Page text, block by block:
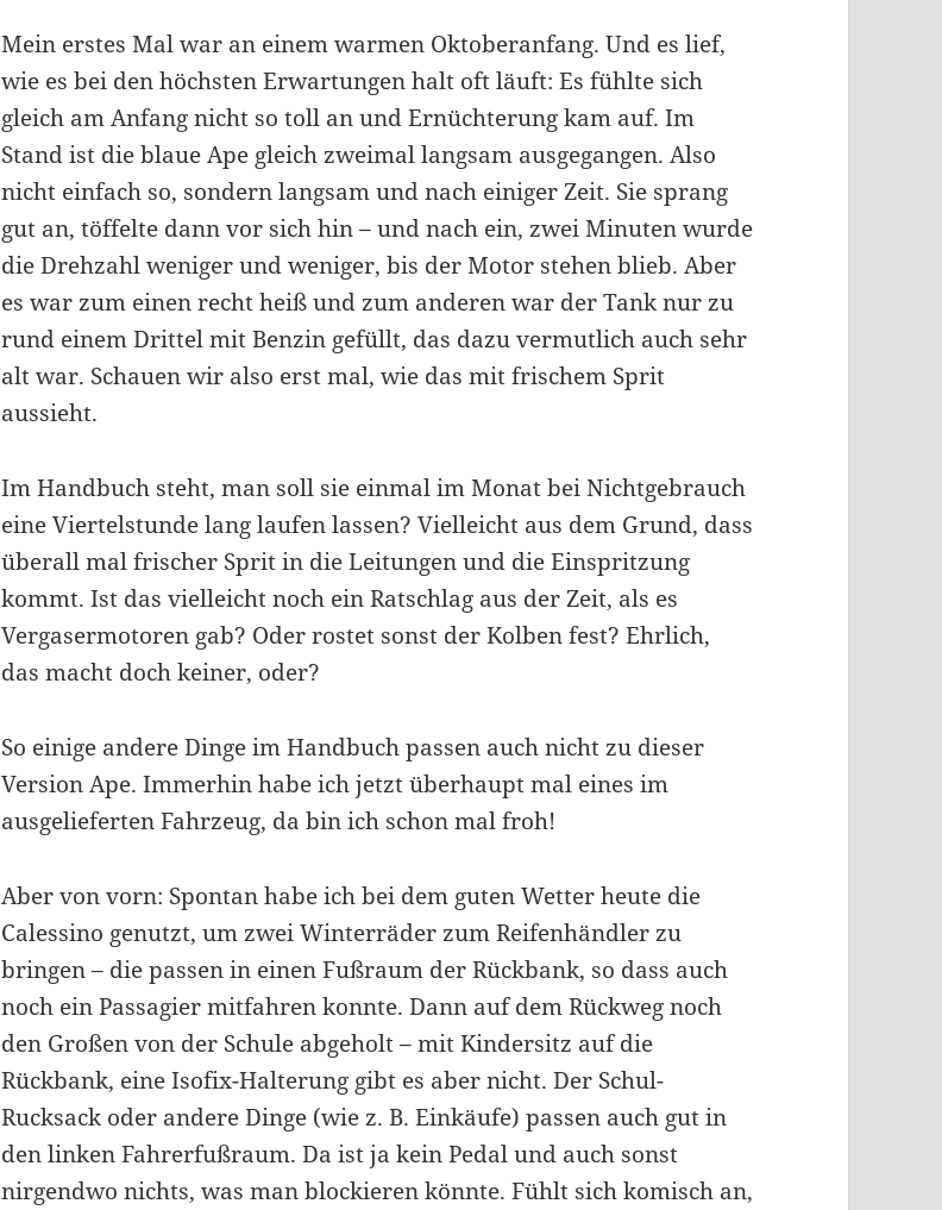
Mein erstes Mal war an einem warmen Oktoberanfang. Und es lief,
wie es bei den höchsten Erwartungen halt oft läuft: Es fühlte sich
gleich am Anfang nicht so toll an und Ernüchterung kam auf. Im
Stand ist die blaue Ape gleich zweimal langsam ausgegangen. Also
nicht einfach so, sondern langsam und nach einiger Zeit. Sie sprang
gut an, töffelte dann vor sich hin – und nach ein, zwei Minuten wurde
die Drehzahl weniger und weniger, bis der Motor stehen blieb. Aber
es war zum einen recht heiß und zum anderen war der Tank nur zu
rund einem Drittel mit Benzin gefüllt, das dazu vermutlich auch sehr
alt war. Schauen wir also erst mal, wie das mit frischem Sprit
aussieht.
Im Handbuch steht, man soll sie einmal im Monat bei Nichtgebrauch
eine Viertelstunde lang laufen lassen? Vielleicht aus dem Grund, dass
überall mal frischer Sprit in die Leitungen und die Einspritzung
kommt. Ist das vielleicht noch ein Ratschlag aus der Zeit, als es
Vergasermotoren gab? Oder rostet sonst der Kolben fest? Ehrlich,
das macht doch keiner, oder?
So einige andere Dinge im Handbuch passen auch nicht zu dieser
Version Ape. Immerhin habe ich jetzt überhaupt mal eines im
ausgelieferten Fahrzeug, da bin ich schon mal froh!
Aber von vorn: Spontan habe ich bei dem guten Wetter heute die
Calessino genutzt, um zwei Winterräder zum Reifenhändler zu
bringen – die passen in einen Fußraum der Rückbank, so dass auch
noch ein Passagier mitfahren konnte. Dann auf dem Rückweg noch
den Großen von der Schule abgeholt – mit Kindersitz auf die
Rückbank, eine Isofix-Halterung gibt es aber nicht. Der Schul-
Rucksack oder andere Dinge (wie z. B. Einkäufe) passen auch gut in
den linken Fahrerfußraum. Da ist ja kein Pedal und auch sonst
nirgendwo nichts, was man blockieren könnte. Fühlt sich komisch an,